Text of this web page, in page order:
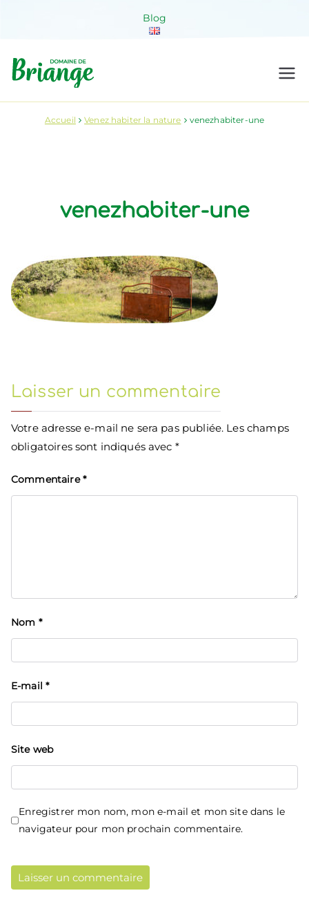
Blog
Briange
Accueil Venez habiter la nature venezhabiter-une
venezhabiter-une
Laisser un commentaire
Votre adresse e-mail ne sera pas publiée. Les champs
obligatoires sont indiqués avec *
Commentaire*
Nom *
E-mail*
Site web
Enregistrer mon nom, mon e-mail et mon site dans le
navigateur pour mon prochain commentaire.